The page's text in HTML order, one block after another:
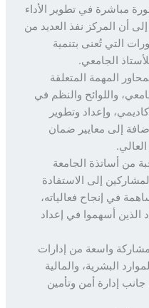
في تطوير الأداء
المركز نفذ العديد من
تُعنى بتنمية
الجامعي.
المتعلقة
والنظم في
وإعداد وتطوير
معايير ضمان
الجامعة
إلى الاستفادة
إنجاح فعالياته،
أسهموا في إعداد
واسعة من إدارات
والمالية
أمن وتأمين